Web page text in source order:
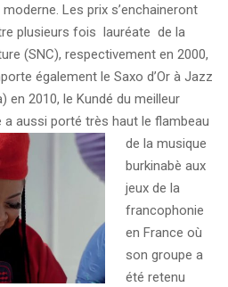
Les prix s’enchaineront
plusieurs fois lauréate de la
(SNC), respectivement en 2000,
également le Saxo d’Or à Jazz
en 2010, le Kundé du meilleur
a aussi porté très haut le flambeau
de la musique
burkinabè aux
jeux de la
francophonie
en France où
son groupe a
été retenu